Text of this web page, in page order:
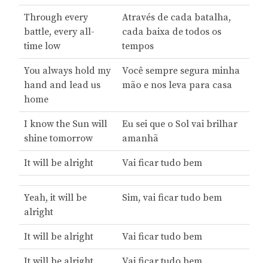
Through every
battle, every all-
time low
Através de cada batalha,
cada baixa de todos os
tempos
You always hold my
hand and lead us
home
Você sempre segura minha
mão e nos leva para casa
I know the Sun will
shine tomorrow
Eu sei que o Sol vai brilhar
amanhã
It will be alright Vai ficar tudo bem
Yeah, it will be
alright
Sim, vai ficar tudo bem
It will be alright Vai ficar tudo bem